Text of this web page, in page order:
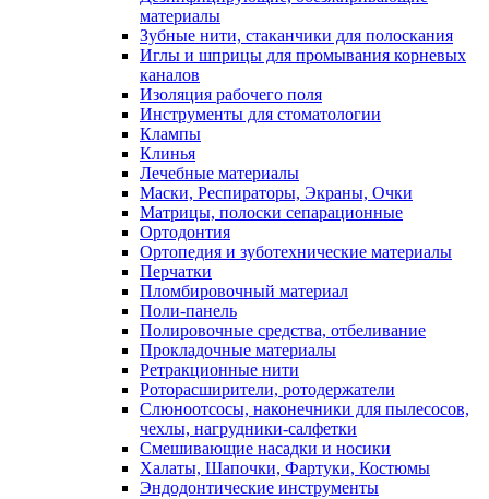
материалы
Зубные нити, стаканчики для полоскания
Иглы и шприцы для промывания корневых
каналов
Изоляция рабочего поля
Инструменты для стоматологии
Клампы
Клинья
Лечебные материалы
Маски, Респираторы, Экраны, Очки
Матрицы, полоски сепарационные
Ортодонтия
Ортопедия и зуботехнические материалы
Перчатки
Пломбировочный материал
Поли-панель
Полировочные средства, отбеливание
Прокладочные материалы
Ретракционные нити
Роторасширители, ротодержатели
Слюноотсосы, наконечники для пылесосов,
чехлы, нагрудники-салфетки
Смешивающие насадки и носики
Халаты, Шапочки, Фартуки, Костюмы
Эндодонтические инструменты